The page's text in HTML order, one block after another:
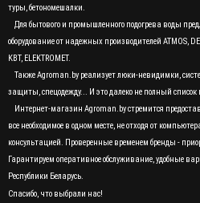
туры, бетономешалки.
Для бытового и промышленного подогрева воды
оборудование от надежных производителей ATMOS,
KBT, ELEKTROMET.
Также Agroman.by реализует люки-невидимки,
защиты, спецодежду... И это далеко не полный
Интернет-магазин Agroman.by стремится
все необходимое в одном месте, не отходя от
консультацией. Проверенные временем бренды -
Гарантируем оперативное обслуживание, удобные
Республики Беларусь.
Спасибо, что выбрали нас!